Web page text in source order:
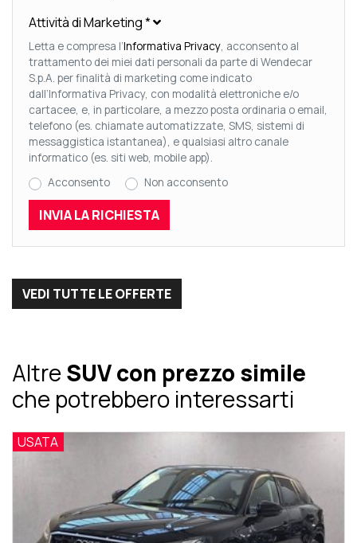
Attività di Marketing*
Letta e compresa l’Informativa Privacy , acconsento al
trattamento dei miei dati personali da parte di Wendecar
S.p.A. per finalità di marketing come indicato
dall’Informativa Privacy, con modalità elettroniche e/o
cartacee, e, in particolare, a mezzo posta ordinaria o email,
telefono (es. chiamate automatizzate, SMS, sistemi di
messaggistica istantanea), e qualsiasi altro canale
informatico (es. siti web, mobile app).
Acconsento
Non acconsento
VEDI TUTTE LE OFFERTE
AltreSUV con prezzo simile
che potrebbero interessarti
USATA